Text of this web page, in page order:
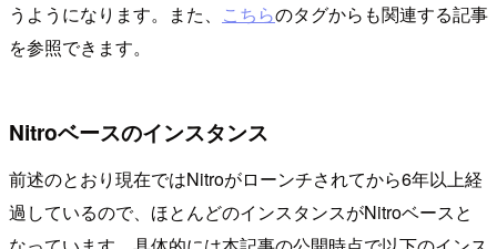
うようになります。また、 こちらのタグからも関連する記事
を参照できます。
Nitroベースのインスタンス
前述のとおり現在ではNitroがローンチされてから6年以上経
過しているので、ほとんどのインスタンスがNitroベースと